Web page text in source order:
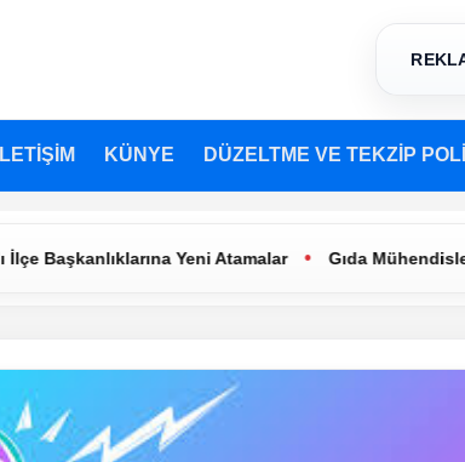
İLETİŞİM KÜNYE DÜZELTME VE TEKZİP
Yeni Atamalar • Gıda Mühendislerinden